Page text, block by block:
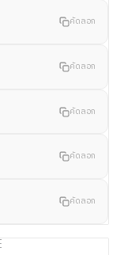
คัดลอก
คัดลอก
คัดลอก
คัดลอก
คัดลอก